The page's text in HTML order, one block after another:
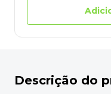
Descrição do